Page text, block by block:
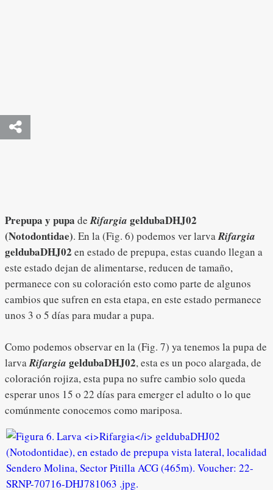
Prepupa y pupa deRifargia geldubaDHJ02
(Notodontidae). En la (Fig. 6) podemos ver larvaRifargia
geldubaDHJ02 en estado de prepupa, estas cuando llegan a
este estado dejan de alimentarse, reducen de tamaño,
permanece con su coloración esto como parte de algunos
cambios que sufren en esta etapa, en este estado permanece
unos 3 o 5 días para mudar a pupa.
Como podemos observar en la (Fig. 7) ya tenemos la pupa de
larvaRifargia geldubaDHJ02, esta es un poco alargada, de
coloración rojiza, esta pupa no sufre cambio solo queda
esperar unos 15 o 22 días para emerger el adulto o lo que
comúnmente conocemos como mariposa.